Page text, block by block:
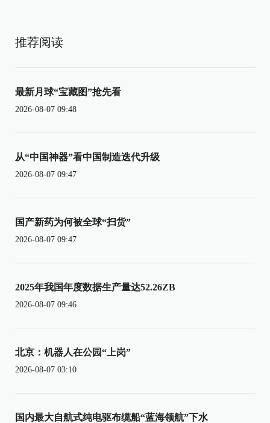
推荐阅读
最新月球“宝藏图”抢先看
2026-08-07 09:48
从“中国神器”看中国制造迭代升级
2026-08-07 09:47
国产新药为何被全球“扫货”
2026-08-07 09:47
2025年我国年度数据生产量达52.26ZB
2026-08-07 09:46
北京：机器人在公园“上岗”
2026-08-07 03:10
国内最大自航式纯电驱布缆船“蓝海领航”下水